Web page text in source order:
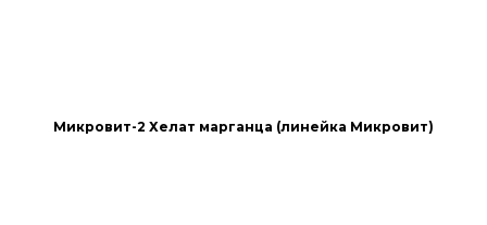
Микровит-2 Хелат марганца (линейка Микровит)